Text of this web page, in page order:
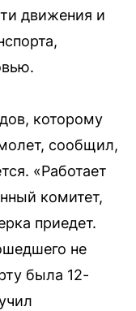
движения и
которому
сообщил,
«Работает
комитет,
приедет.
не
была 12-